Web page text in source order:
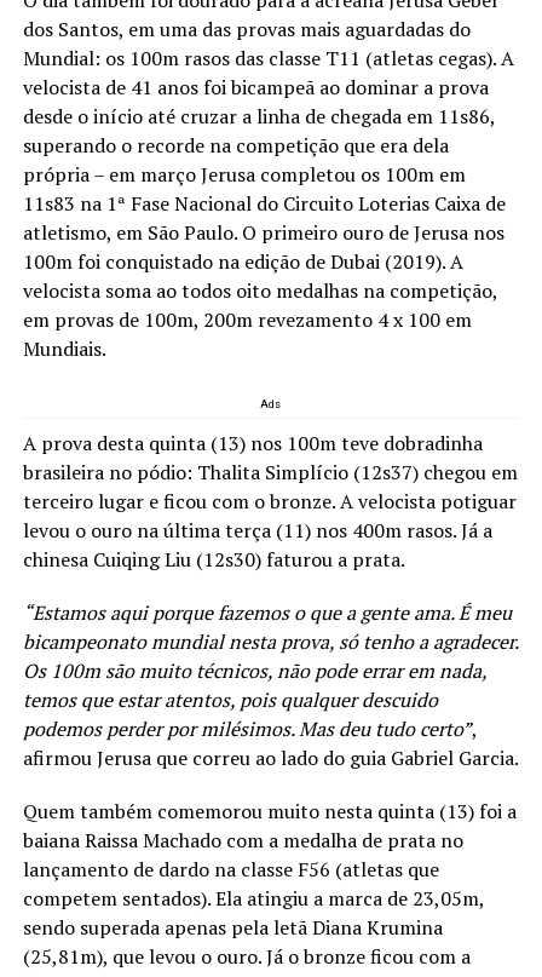
dos Santos, em uma das provas mais aguardadas do
Mundial: os 100m rasos das classe T11 (atletas cegas). A
velocista de 41 anos foi bicampeã ao dominar a prova
desde o início até cruzar a linha de chegada em 11s86,
superando o recorde na competição que era dela
própria – em março Jerusa completou os 100m em
11s83 na 1ª Fase Nacional do Circuito Loterias Caixa de
atletismo, em São Paulo. O primeiro ouro de Jerusa nos
100m foi conquistado na edição de Dubai (2019). A
velocista soma ao todos oito medalhas na competição,
em provas de 100m, 200m revezamento 4 x 100 em
Mundiais.
Ads
A prova desta quinta (13) nos 100m teve dobradinha
brasileira no pódio: Thalita Simplício (12s37) chegou em
terceiro lugar e ficou com o bronze. A velocista potiguar
levou o ouro na última terça (11) nos 400m rasos. Já a
chinesa Cuiqing Liu (12s30) faturou a prata.
“Estamos aqui porque fazemos o que a gente ama. É meu
bicampeonato mundial nesta prova, só tenho a agradecer.
Os 100m são muito técnicos, não pode errar em nada,
temos que estar atentos, pois qualquer descuido
podemos perder por milésimos. Mas deu tudo certo”,
afirmou Jerusa que correu ao lado do guia Gabriel Garcia.
Quem também comemorou muito nesta quinta (13) foi a
baiana Raissa Machado com a medalha de prata no
lançamento de dardo na classe F56 (atletas que
competem sentados). Ela atingiu a marca de 23,05m,
sendo superada apenas pela letã Diana Krumina
(25,81m), que levou o ouro. Já o bronze ficou com a